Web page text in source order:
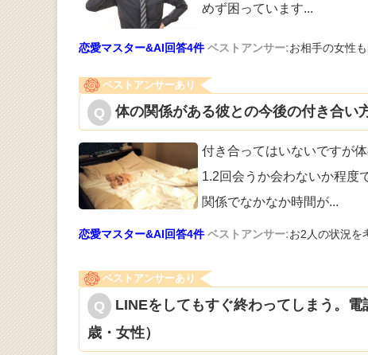
めず困っています...
恋愛マスター&AI回答4件 ベストアンサー:お相手の女性
ベストアンサーあり
体の関係がある彼との今後の付き合い
付き合ってはいないですが
1.2回会うか会わないか程度
関係でなかなか時間が...
恋愛マスター&AI回答4件 ベストアンサー:お2人の状況を
ベストアンサーあり
LINEをしてもすぐ終わってしまう。
歳・女性）